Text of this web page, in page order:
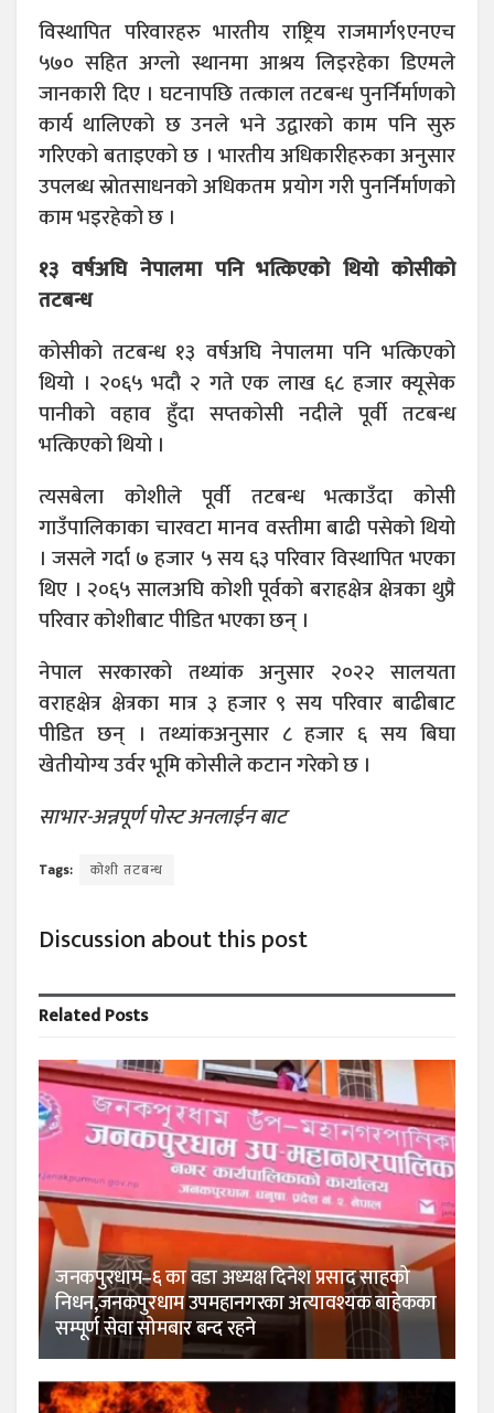
विस्थापित परिवारहरु भारतीय राष्ट्रिय राजमार्ग९एनएच
५७० सहित अग्लो स्थानमा आश्रय लिइरहेका डिएमले
जानकारी दिए । घटनापछि तत्काल तटबन्ध पुनर्निर्माणको
कार्य थालिएको छ उनले भने उद्वारको काम पनि सुरु
गरिएको बताइएको छ । भारतीय अधिकारीहरुका अनुसार
उपलब्ध स्रोतसाधनको अधिकतम प्रयोग गरी पुनर्निर्माणको
काम भइरहेको छ ।
१३ वर्षअघि नेपालमा पनि भत्किएको थियो कोसीको
तटबन्ध
कोसीको तटबन्ध १३ वर्षअघि नेपालमा पनि भत्किएको
थियो । २०६५ भदौ २ गते एक लाख ६८ हजार क्यूसेक
पानीको वहाव हुँदा सप्तकोसी नदीले पूर्वी तटबन्ध
भत्किएको थियो ।
त्यसबेला कोशीले पूर्वी तटबन्ध भत्काउँदा कोसी
गाउँपालिकाका चारवटा मानव वस्तीमा बाढी पसेको थियो
। जसले गर्दा ७ हजार ५ सय ६३ परिवार विस्थापित भएका
थिए । २०६५ सालअघि कोशी पूर्वको बराहक्षेत्र क्षेत्रका थुप्रै
परिवार कोशीबाट पीडित भएका छन् ।
नेपाल सरकारको तथ्यांक अनुसार २०२२ सालयता
वराहक्षेत्र क्षेत्रका मात्र ३ हजार ९ सय परिवार बाढीबाट
पीडित छन् । तथ्यांकअनुसार ८ हजार ६ सय बिघा
खेतीयोग्य उर्वर भूमि कोसीले कटान गरेको छ ।
साभार-अन्नपूर्ण पोस्ट अनलाईन बाट
Tags: कोशी तटबन्ध
Discussion about this post
RelatedPosts
जनकपुरधाम–६ का वडा अध्यक्ष दिनेश प्रसाद साहको
निधन,जनकपुरधाम उपमहानगरका अत्यावश्यक बाहेकका
सम्पूर्ण सेवा सोमबार बन्द रहने